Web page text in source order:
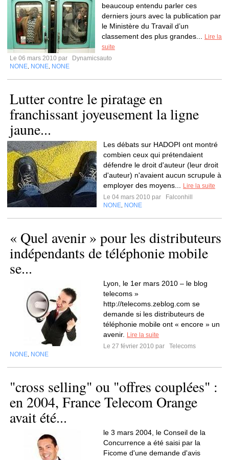
beaucoup entendu parler ces
derniers jours avec la publication par
le Ministère du Travail d’un
classement des plus grandes...
Lire la
suite
Le 06 mars 2010 par
Dynamicsauto
NONE NONE NONE
Lutter contre le piratage en
franchissant joyeusement la ligne
jaune...
Les débats sur HADOPI ont montré
combien ceux qui prétendaient
défendre le droit d'auteur (leur droit
d'auteur) n'avaient aucun scrupule à
employer des moyens...
Lire la suite
Le 04 mars 2010 par
Falconhill
NONE NONE
« Quel avenir » pour les distributeurs
indépendants de téléphonie mobile
se...
Lyon, le 1er mars 2010 – le blog
telecoms »
http://telecoms.zeblog.com se
demande si les distributeurs de
téléphonie mobile ont « encore » un
avenir.
Lire la suite
Le 27 février 2010 par
Telecoms
NONE NONE
"cross selling" ou "offres couplées" :
en 2004, France Telecom Orange
avait été...
le 3 mars 2004, le Conseil de la
Concurrence a été saisi par la
Ficome d'une demande d'avis